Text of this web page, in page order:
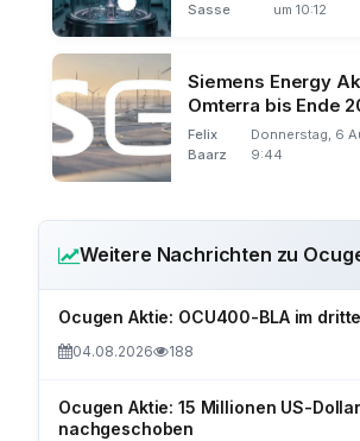
Sasse
um 10:12
Siemens Energy
Omterra bis Ende
Felix
Baarz
Donnerstag, 6
9:44
Weitere Nachrichten zu
Ocugen Aktie: OCU400-BLA im
04.08.2026 188
Ocugen Aktie: 15 Millionen US-Dollar
nachgeschoben